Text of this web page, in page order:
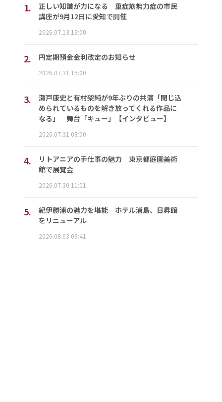
1.
正しい知識が力になる 重症筋無力症の市民
講座が9月12日に愛知で開催
2026.07.13 13:00
2. 円定期預金金利改定のお知らせ
2026.07.31 15:00
3.
瀬戸康史と有村架純が9年ぶりの共演「閉じ込
められているものを解き放ってくれる作品に
なる」 舞台「キュー」【インタビュー】
2026.07.31 08:00
4.
リトアニアの手仕事の魅力 東京都庭園美術
館で展覧会
2026.07.30 11:01
5.
紀伊勝浦の魅力を堪能 ホテル浦島、日昇館
をリニューアル
2026.08.03 09:41